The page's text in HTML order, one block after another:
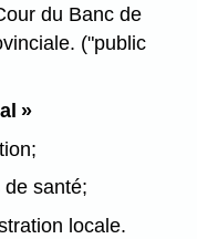
du Banc de
("public
»
de santé;
locale.